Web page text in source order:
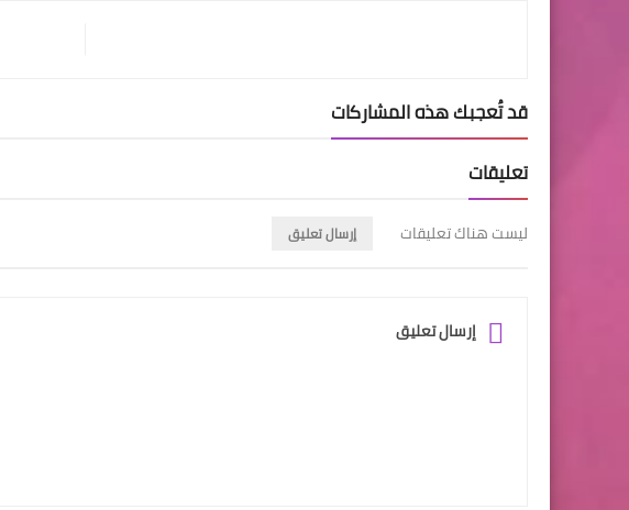
قد تُعجبك هذه المشاركات
تعليقات
ليست هناك تعليقات إرسال تعليق
إرسال تعليق